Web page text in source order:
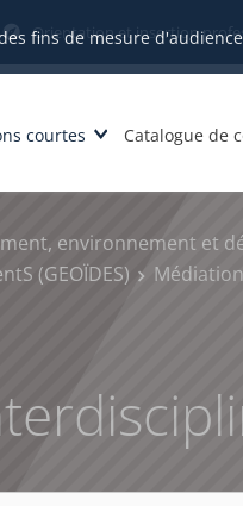
fins de mesure
Orientation et insertion
courtes Catalogue de
environnement et
(GEOÏDES)